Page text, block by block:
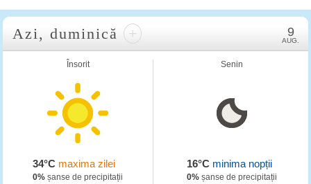
Azi, duminică + 9
AUG.
Însorit
34°C maxima zilei
0% șanse de precipitații
Senin
16°Cminima nopții
0%șanse de precipitații